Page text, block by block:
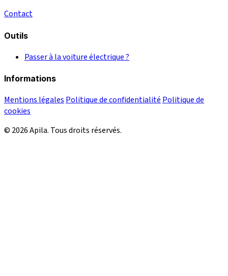
Contact
Outils
Passer à la voiture électrique ?
Informations
Mentions légales Politique de confidentialité Politique de
cookies
© 2026 Apila. Tous droits réservés.